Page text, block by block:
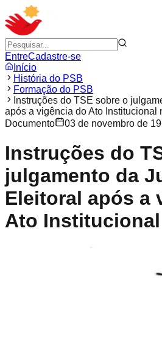
EntreCadastre-se
Início
História do PSB
Formação do PSB
Instruções do TSE sobre o
após a vigência do Ato Institucional
Documento
03 de novembro de
Instruções do
julgamento da
Eleitoral após a
Ato Institucional